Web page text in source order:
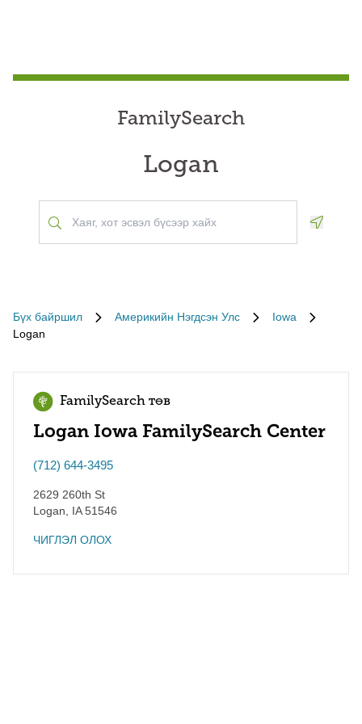
FamilySearch
Logan
Бүх байршил Америкийн Нэгдсэн Улс
Iowa
Logan
FamilySearch төв
Logan Iowa FamilySearch Center
(712) 644-3495
2629 260th St
Logan
IA51546
ЧИГЛЭЛ ОЛОХ